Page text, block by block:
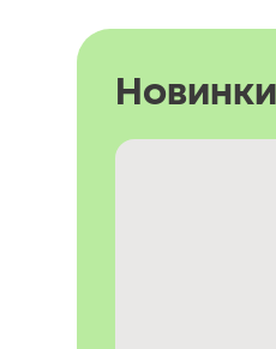
Новинки